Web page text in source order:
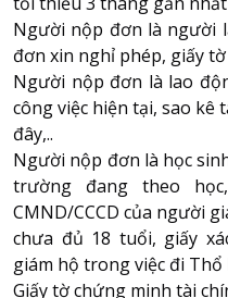
Người nộp đơn là người
đơn xin nghỉ phép, giấy
Người nộp đơn là lao
công việc hiện tại, sao
đây,..
Người nộp đơn là học
trường đang theo
CMND/CCCD của người
chưa đủ 18 tuổi, giấy
giám hộ trong việc đi Thổ
Giấy tờ chứng minh tài